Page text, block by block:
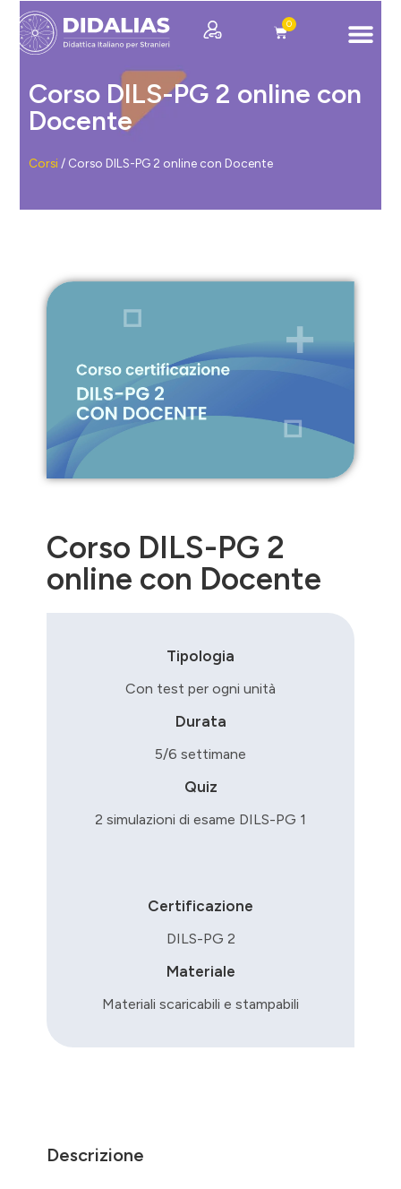
0
Corso DILS-PG 2 online con
Docente
Corsi / Corso DILS-PG 2 online con Docente
Corso DILS-PG 2
online con Docente
Tipologia
Con test per ogni unità
Durata
5/6 settimane
Quiz
2 simulazioni di esame DILS-PG 1
Certificazione
DILS-PG 2
Materiale
Materiali scaricabili e stampabili
Descrizione